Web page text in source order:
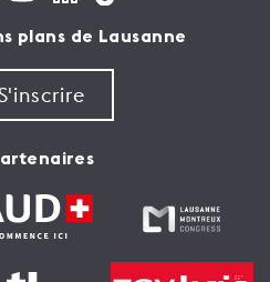
plans de Lausanne